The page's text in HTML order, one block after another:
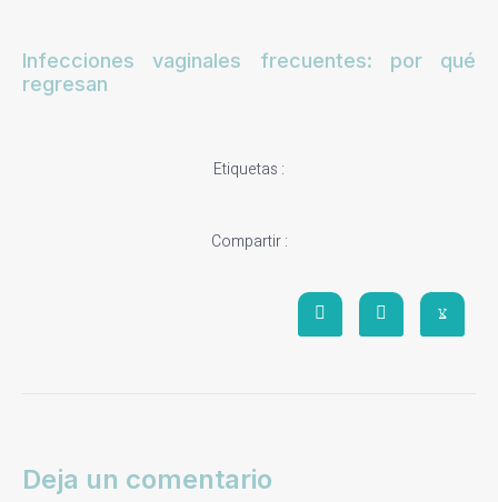
Infecciones vaginales frecuentes: por qué
regresan
Etiquetas :
Compartir :
Deja un comentario